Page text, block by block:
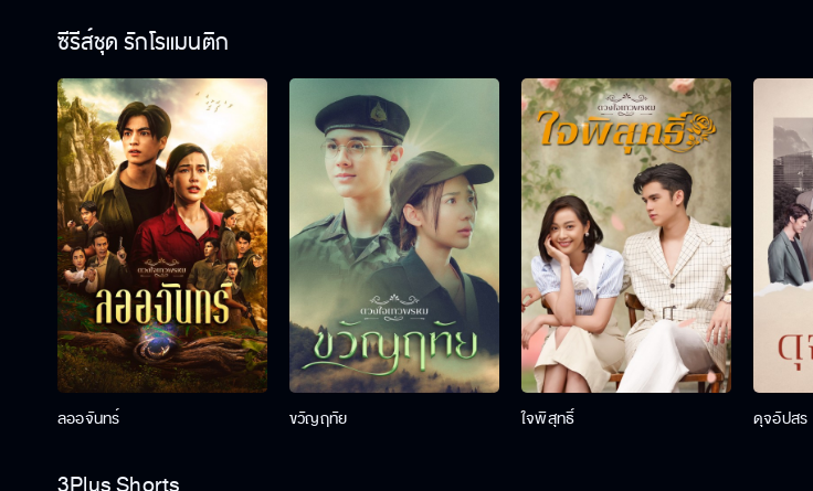
ซีรีส์ชุด รักโรแมนติก
ลออจันทร์ ขวัญฤทัย ใจพิสุทธิ์ ดุจอัปสร